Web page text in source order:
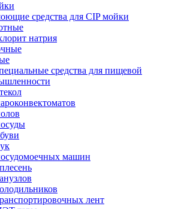
средства для CIP мойки
натрия
средства для пищевой
машин
лент